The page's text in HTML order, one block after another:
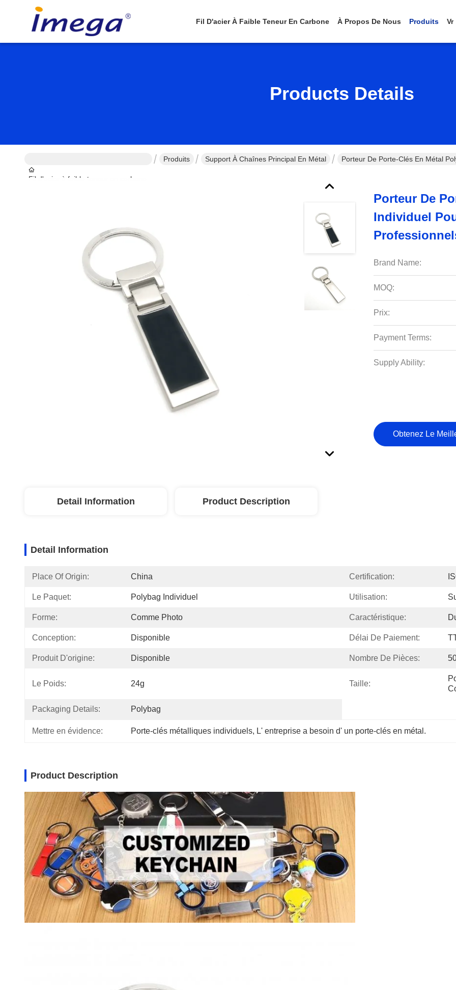
Fil D'acier À Faible Teneur En Carbone À Propos De Nous Produits Vr
Products Details
Fil d'acier à faible teneur en carbone
Produits Support À Chaînes Principal En Métal Porteur De Porte-Clés En Métal
Porteur De
Individuel
Brand Name:
MOQ:
Prix:
Payment Terms:
Supply Ability:
Obtenez Le
Detail Information Product Description
Detail Information
Place Of Origin: China Certification:
Le Paquet: Polybag Individuel Utilisation:
Forme: Comme Photo Caractéristique:
Conception: Disponible Délai De Paiement:
Produit D'origine: Disponible Nombre De Pièces:
Le Poids: 24g Taille:
Packaging Details: Polybag
Mettre en évidence: Porte-clés métalliques individuels, L' entreprise a besoin d' un porte-clés en métal.
Product Description